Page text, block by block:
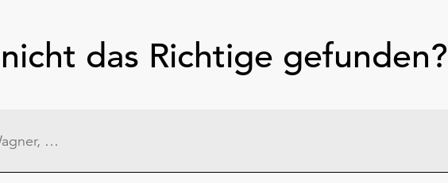
das Richtige gefunden?